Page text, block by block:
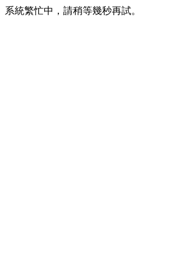
系統繁忙中，請稍等幾秒再試。